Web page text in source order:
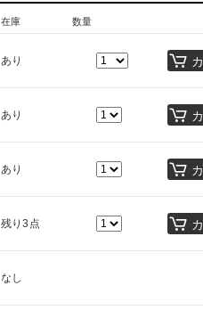
在庫 数量
あり
あり
あり
残り3点
なし